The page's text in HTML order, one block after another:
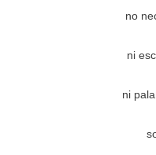
no
ni
ni